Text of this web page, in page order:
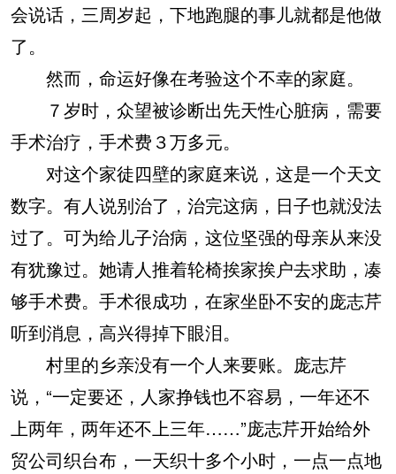
会说话，三周岁起，下地跑腿的事儿就都是他做
了。
然而，命运好像在考验这个不幸的家庭。
７岁时，众望被诊断出先天性心脏病，需要
手术治疗，手术费３万多元。
对这个家徒四壁的家庭来说，这是一个天文
数字。有人说别治了，治完这病，日子也就没法
过了。可为给儿子治病，这位坚强的母亲从来没
有犹豫过。她请人推着轮椅挨家挨户去求助，凑
够手术费。手术很成功，在家坐卧不安的庞志芹
听到消息，高兴得掉下眼泪。
村里的乡亲没有一个人来要账。庞志芹
说，“一定要还，人家挣钱也不容易，一年还不
上两年，两年还不上三年……”庞志芹开始给外
贸公司织台布，一天织十多个小时，一点一点地